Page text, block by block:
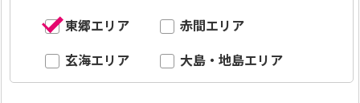
東郷エリア 赤間エリア
玄海エリア 大島・地島エリア